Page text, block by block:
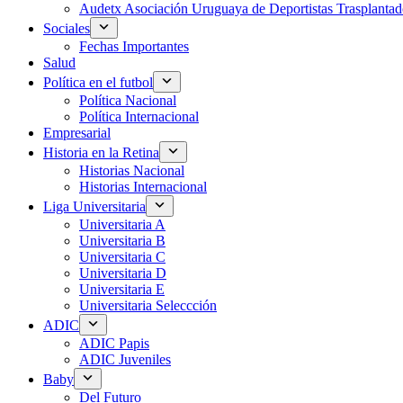
Audetx Asociación Uruguaya de Deportistas
Sociales
Fechas Importantes
Salud
Política en el futbol
Política Nacional
Política Internacional
Empresarial
Historia en la Retina
Historias Nacional
Historias Internacional
Liga Universitaria
Universitaria A
Universitaria B
Universitaria C
Universitaria D
Universitaria E
Universitaria Seleccción
ADIC
ADIC Papis
ADIC Juveniles
Baby
Del Futuro